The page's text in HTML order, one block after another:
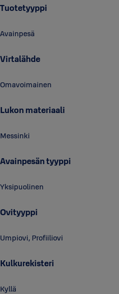
Tuotetyyppi
Avainpesä
Virtalähde
Omavoimainen
Lukon materiaali
Messinki
Avainpesän tyyppi
Yksipuolinen
Ovityyppi
Umpiovi, Profiiliovi
Kulkurekisteri
Kyllä